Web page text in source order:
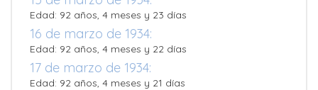
Edad: 92 años, 4 meses y 23 días
16 de marzo de 1934:
Edad: 92 años, 4 meses y 22 días
17 de marzo de 1934:
Edad: 92 años, 4 meses y 21 días